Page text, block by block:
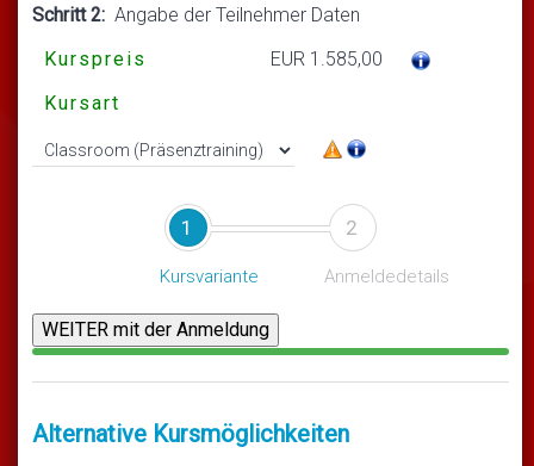
Schritt 2: Angabe der Teilnehmer Daten
Kurspreis
EUR 1.585,00
Kursart
1
Kursvariante
2
Anmeldedetails
Alternative Kursmöglichkeiten